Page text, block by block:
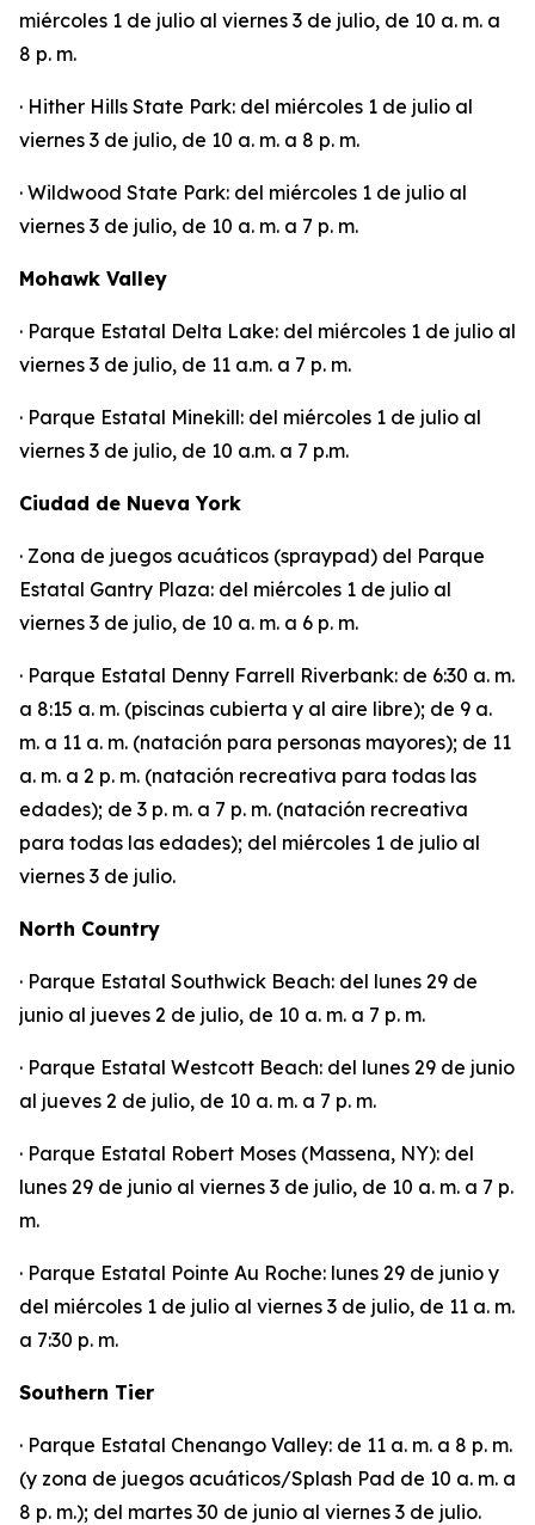
miércoles 1 de julio al viernes 3 de julio, de 10 a. m. a
8 p. m.
· Hither Hills State Park: del miércoles 1 de julio al
viernes 3 de julio, de 10 a. m. a 8 p. m.
· Wildwood State Park: del miércoles 1 de julio al
viernes 3 de julio, de 10 a. m. a 7 p. m.
Mohawk Valley
· Parque Estatal Delta Lake: del miércoles 1 de julio al
viernes 3 de julio, de 11 a.m. a 7 p. m.
· Parque Estatal Minekill: del miércoles 1 de julio al
viernes 3 de julio, de 10 a.m. a 7 p.m.
Ciudad de Nueva York
· Zona de juegos acuáticos (spraypad) del Parque
Estatal Gantry Plaza: del miércoles 1 de julio al
viernes 3 de julio, de 10 a. m. a 6 p. m.
· Parque Estatal Denny Farrell Riverbank: de 6:30 a. m.
a 8:15 a. m. (piscinas cubierta y al aire libre); de 9 a.
m. a 11 a. m. (natación para personas mayores); de 11
a. m. a 2 p. m. (natación recreativa para todas las
edades); de 3 p. m. a 7 p. m. (natación recreativa
para todas las edades); del miércoles 1 de julio al
viernes 3 de julio.
North Country
· Parque Estatal Southwick Beach: del lunes 29 de
junio al jueves 2 de julio, de 10 a. m. a 7 p. m.
· Parque Estatal Westcott Beach: del lunes 29 de junio
al jueves 2 de julio, de 10 a. m. a 7 p. m.
· Parque Estatal Robert Moses (Massena, NY): del
lunes 29 de junio al viernes 3 de julio, de 10 a. m. a 7 p.
m.
· Parque Estatal Pointe Au Roche: lunes 29 de junio y
del miércoles 1 de julio al viernes 3 de julio, de 11 a. m.
a 7:30 p. m.
Southern Tier
· Parque Estatal Chenango Valley: de 11 a. m. a 8 p. m.
(y zona de juegos acuáticos/Splash Pad de 10 a. m. a
8 p. m.); del martes 30 de junio al viernes 3 de julio.